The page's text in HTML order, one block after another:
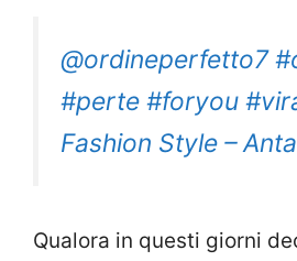
@ordineperfetto7
#perte #foryou
Fashion Style –
Qualora in questi giorni